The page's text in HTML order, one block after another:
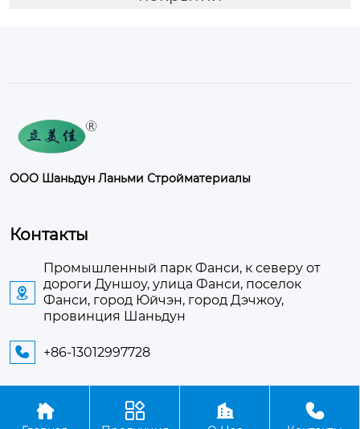
ООО Шаньдун Ланьми Стройматериалы
Контакты

Промышленный парк Фанси, к северу от
дороги Дуншоу, улица Фанси, поселок
Фанси, город Юйчэн, город Дэчжоу,
провинция Шаньдун
 +86-13012997728
Авторское право©ООО Шаньдун Ланьми
   